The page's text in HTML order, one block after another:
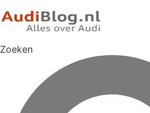
Zoeken